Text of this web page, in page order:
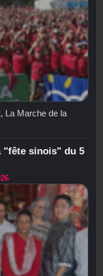
La Marche de la
"fête sinois" du 5